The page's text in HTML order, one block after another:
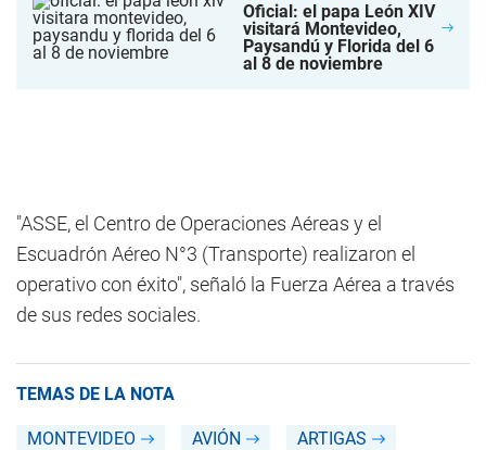
Oficial: el papa León XIV
visitará Montevideo,
Paysandú y Florida del 6
al 8 de noviembre
"ASSE, el Centro de Operaciones Aéreas y el
Escuadrón Aéreo N°3 (Transporte) realizaron el
operativo con éxito", señaló la Fuerza Aérea a través
de sus redes sociales.
TEMAS DE LA NOTA
MONTEVIDEO AVIÓN ARTIGAS